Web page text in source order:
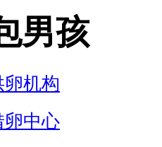
男孩
机构
卵中心